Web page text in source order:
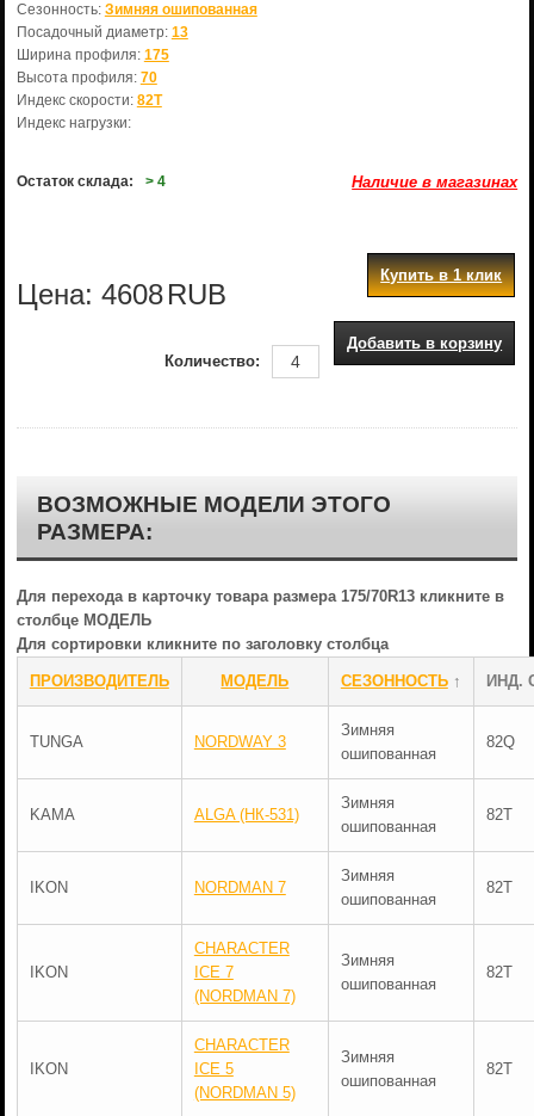
Сезонность: Зимняя ошипованная
Посадочный диаметр: 13
Ширина профиля: 175
Высота профиля: 70
Индекс скорости: 82T
Индекс нагрузки:
Остаток склада: > 4 Наличие в магазинах
Цена: 4608RUB
Купить в 1 клик
Добавить в корзину
Количество:
ВОЗМОЖНЫЕ МОДЕЛИ ЭТОГО
РАЗМЕРА:
Для перехода в карточку товара размера 175/70R13 кликните в
столбце МОДЕЛЬ
Для сортировки кликните по заголовку столбца
ПРОИЗВОДИТЕЛЬ МОДЕЛЬ СЕЗОННОСТЬ↑ ИНД.
TUNGA NORDWAY 3
Зимняя
ошипованная
82Q
KAMA ALGA (НК-531)
Зимняя
ошипованная
82T
IKON NORDMAN 7
Зимняя
ошипованная
82T
IKON
CHARACTER
ICE 7
(NORDMAN 7)
Зимняя
ошипованная
82T
IKON
CHARACTER
ICE 5
(NORDMAN 5)
Зимняя
ошипованная
82T